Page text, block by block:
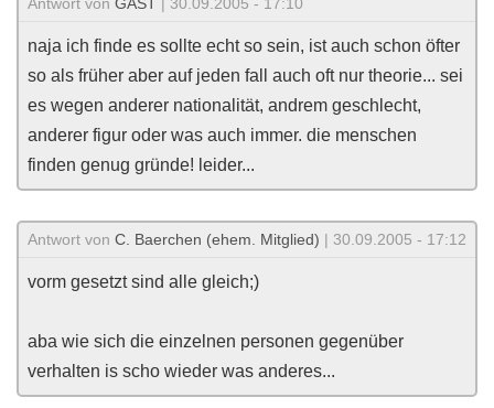
naja ich finde es sollte echt so sein, ist auch schon öfter
so als früher aber auf jeden fall auch oft nur theorie... sei
es wegen anderer nationalität, andrem geschlecht,
anderer figur oder was auch immer. die menschen
finden genug gründe! leider...
Antwort von C. Baerchen (ehem. Mitglied) | 30.09.2005 - 17:12
vorm gesetzt sind alle gleich;)
aba wie sich die einzelnen personen gegenüber
verhalten is scho wieder was anderes...